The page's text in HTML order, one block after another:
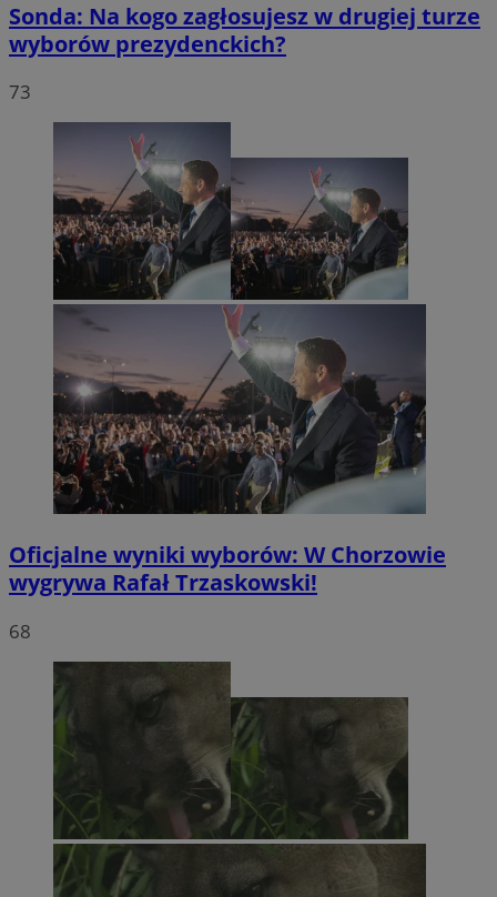
Sonda: Na kogo zagłosujesz w drugiej turze
wyborów prezydenckich?
73
Oficjalne wyniki wyborów: W Chorzowie
wygrywa Rafał Trzaskowski!
68